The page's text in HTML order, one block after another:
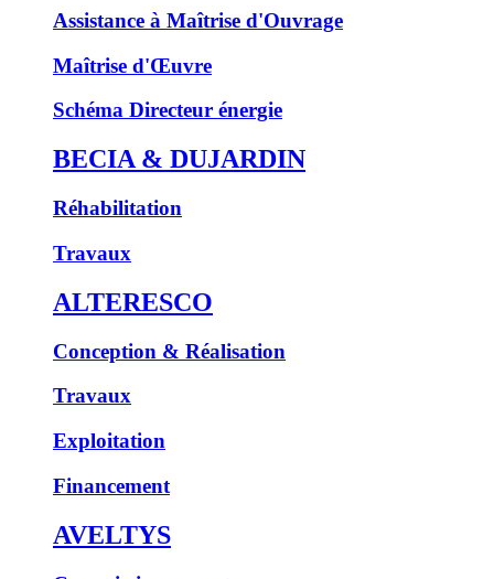
Assistance à Maîtrise d'Ouvrage
Maîtrise d'Œuvre
Schéma Directeur énergie
BECIA & DUJARDIN
Réhabilitation
Travaux
ALTERESCO
Conception & Réalisation
Travaux
Exploitation
Financement
AVELTYS